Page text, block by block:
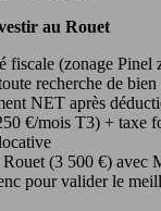
au Rouet
fiscale (zonage Pinel
recherche de bien
NET après
€/mois T3) + taxe
(3 500 €) avec
pour valider le